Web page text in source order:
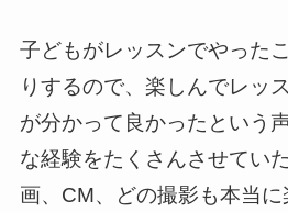
子どもがレッスンでやった
りするので、楽しんでレッ
が分かって良かったという
な経験をたくさんさせてい
画、CM、どの撮影も本当